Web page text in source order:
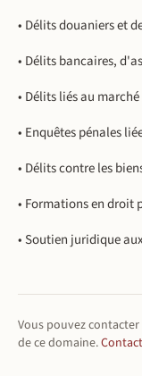
• Délits douaniers et
• Délits bancaires,
• Délits liés au
• Enquêtes pénales
• Délits contre les
• Formations en droit
• Soutien juridique
Vous pouvez
de ce domaine.